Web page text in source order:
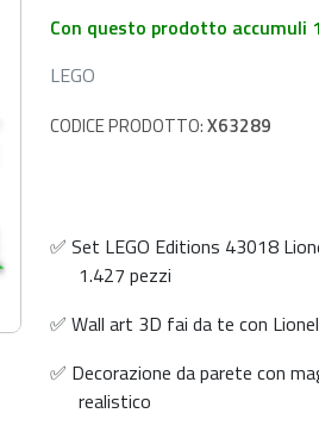
Con questo prodotto accumuli
LEGO
CODICE PRODOTTO:X63289
✅ Set LEGO Editions 43018
1.427 pezzi
✅ Wall art 3D fai da te con
✅ Decorazione da parete con
realistico